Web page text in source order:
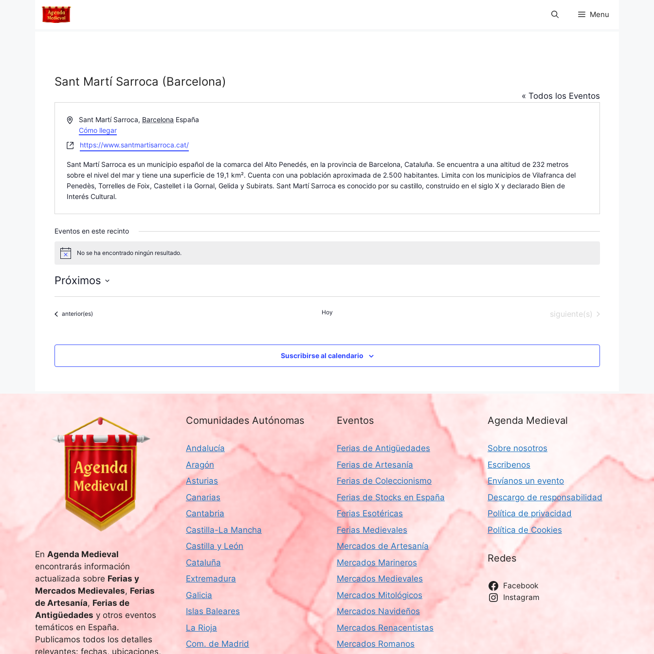
Menu
Sant Martí Sarroca (Barcelona)
« Todos los Eventos
D
r
e
c
c
i
ó
Sant Martí Sarroca, Barcelona España
Cómo llegar
W
b
s
i
t
https://www.santmartisarroca.cat/
Sant Martí Sarroca es un municipio español de la comarca del Alto Penedés, en la provincia de Barcelona, Cataluña. Se encuentra a una altitud de 232 metros
sobre el nivel del mar y tiene una superficie de 19,1 km². Cuenta con una población aproximada de 2.500 habitantes. Limita con los municipios de Vilafranca del
Penedès, Torrelles de Foix, Castellet i la Gornal, Gelida y Subirats. Sant Martí Sarroca es conocido por su castillo, construido en el siglo X y declarado Bien de
Interés Cultural.
Eventos en este recinto
s
No se ha encontrado ningún resultado.
Próximos
S
l
c
i
f
Eventos
anterior(es) Hoy Eventos
siguiente(s)
Suscribirse al calendario
En Agenda Medieval
encontrarás información
actualizada sobre Ferias y
Mercados Medievales, Ferias
de Artesanía, Ferias de
Antigüedades y otros eventos
temáticos en España.
Publicamos todos los detalles
relevantes: fechas, ubicaciones,
Comunidades Autónomas
Andalucía
Aragón
Asturias
Canarias
Cantabria
Castilla-La Mancha
Castilla y León
Cataluña
Extremadura
Galicia
Islas Baleares
La Rioja
Com. de Madrid
Eventos
Ferias de Antigüedades
Ferias de Artesanía
Ferias de Coleccionismo
Ferias de Stocks en España
Ferias Esotéricas
Ferias Medievales
Mercados de Artesanía
Mercados Marineros
Mercados Medievales
Mercados Mitológicos
Mercados Navideños
Mercados Renacentistas
Mercados Romanos
Agenda Medieval
Sobre nosotros
Escribenos
Envíanos un evento
Descargo de responsabilidad
Política de privacidad
Política de Cookies
Redes
Facebook
Instagram